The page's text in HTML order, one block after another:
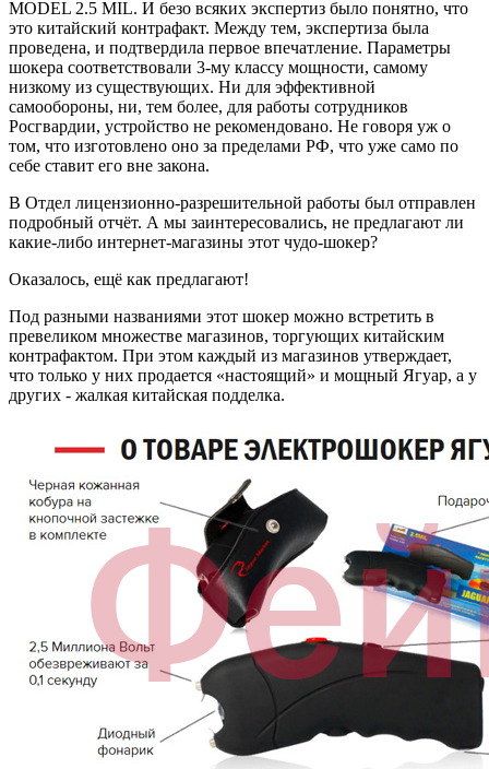
MODEL 2.5 MIL. И безо всяких экспертиз было понятно, что
это китайский контрафакт. Между тем, экспертиза была
проведена, и подтвердила первое впечатление. Параметры
шокера соответствовали 3-му классу мощности, самому
низкому из существующих. Ни для эффективной
самообороны, ни, тем более, для работы сотрудников
Росгвардии, устройство не рекомендовано. Не говоря уж о
том, что изготовлено оно за пределами РФ, что уже само по
себе ставит его вне закона.
В Отдел лицензионно-разрешительной работы был отправлен
подробный отчёт. А мы заинтересовались, не предлагают ли
какие-либо интернет-магазины этот чудо-шокер?
Оказалось, ещё как предлагают!
Под разными названиями этот шокер можно встретить в
превеликом множестве магазинов, торгующих китайским
контрафактом. При этом каждый из магазинов утверждает,
что только у них продается «настоящий» и мощный Ягуар, а у
других - жалкая китайская подделка.